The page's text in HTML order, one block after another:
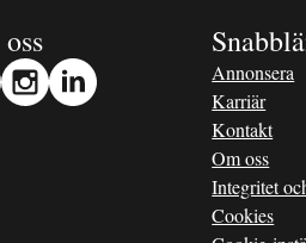
Annonsera
Karriär
Kontakt
Om oss
Integritet
Cookies